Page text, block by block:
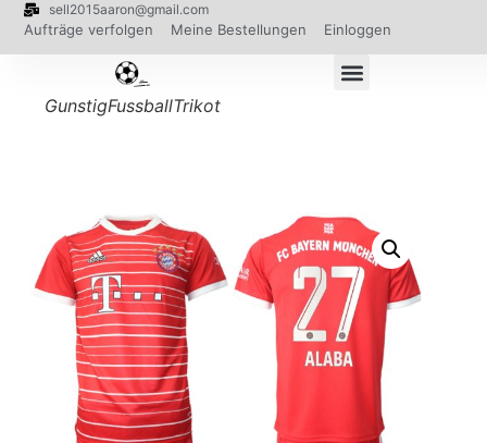
sell2015aaron@gmail.com
Aufträge verfolgen Meine Bestellungen Einloggen
GunstigFussballTrikot